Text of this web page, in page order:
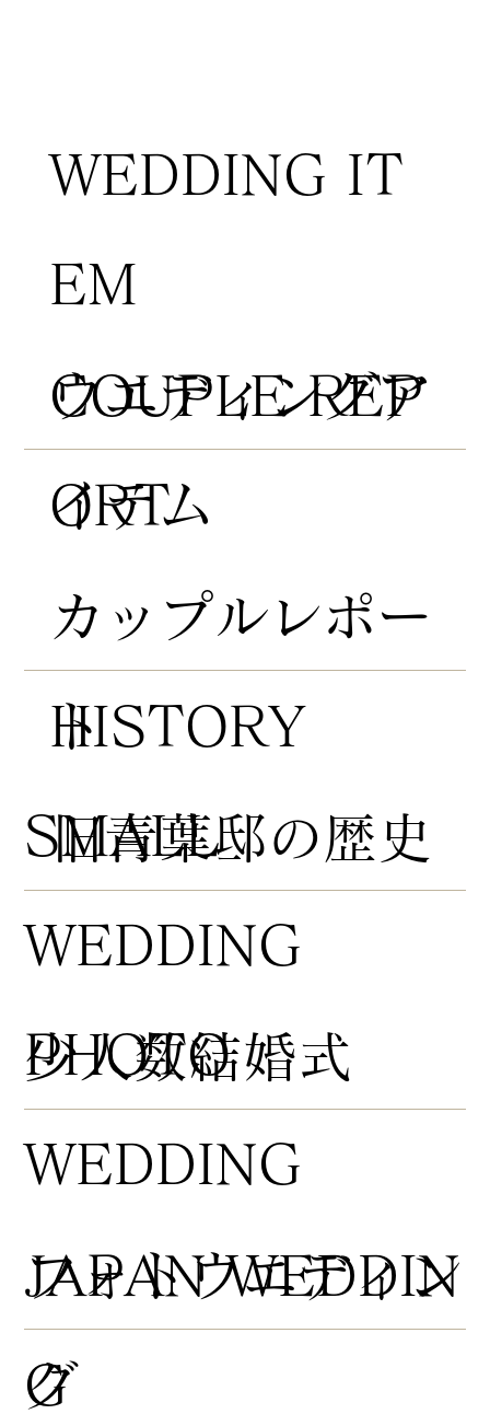
HISTORY
COUPLE REP
ORT
​旧青葉邸の歴史
​カップルレポー
ト
WEDDING IT
EM
​ウエディングア
イテム
​少人数結婚式
​SMALL
WEDDING
​フォトウエディン
グ
PHOTO
WEDDING
JAPAN WEDDIN
G